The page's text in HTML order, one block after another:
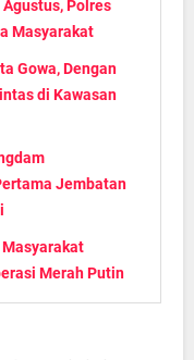
Polres
Masyarakat
Gowa, Dengan
di Kawasan
Jembatan
Merah Putin